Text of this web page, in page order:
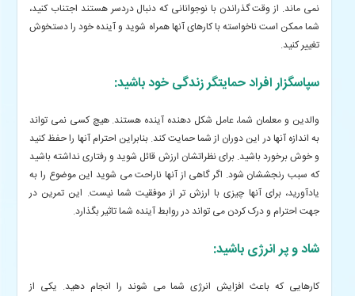
نمی ماند. از وقت گذراندن با نوجوانانی که دنبال دردسر هستند اجتناب کنید،
شما ممکن است ناخواسته با کارهای آنها همراه شوید و آینده خود را دستخوش
تغییر کنید.
سپاسگزار افراد حمایتگر زندگی خود باشید:
والدین و معلمان شما، عامل شکل دهنده آینده هستند. هیچ کسی نمی تواند
به اندازه آنها در این دوران از شما حمایت کند. بنابراین احترام آنها را حفظ کنید
و خوش برخورد باشید. برای نظراتشان ارزش قائل شوید و رفتاری نداشته باشید
که سبب رنجششان شود. اگر گاهی از آنها ناراحت می شوید این موضوع را به
یادآورید، برای آنها چیزی با ارزش تر از موفقیت شما نیست. این تمرین در
جهت احترام و درک کردن می تواند در روابط آینده شما تاثیر بگذارد.
شاد و پر انرژی باشید:
کارهایی که باعث افزایش انرژی شما می شوند را انجام دهید. یکی از